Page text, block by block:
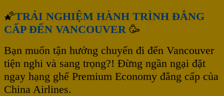
🌠TRẢI NGHIỆM HÀNH TRÌNH ĐẲNG
CẤP ĐẾN VANCOUVER 🥳
Bạn muốn tận hưởng chuyến đi đến Vancouver
tiện nghi và sang trọng?! Đừng ngần ngại đặt
ngay hạng ghế Premium Economy đẳng cấp của
China Airlines.